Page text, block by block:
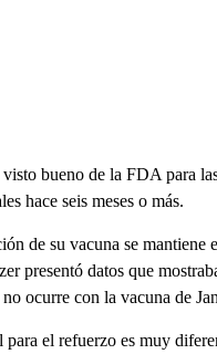
bueno de la FDA para
hace seis meses o más.
de su vacuna se
presentó datos que
ocurre con la vacuna de
el refuerzo es muy